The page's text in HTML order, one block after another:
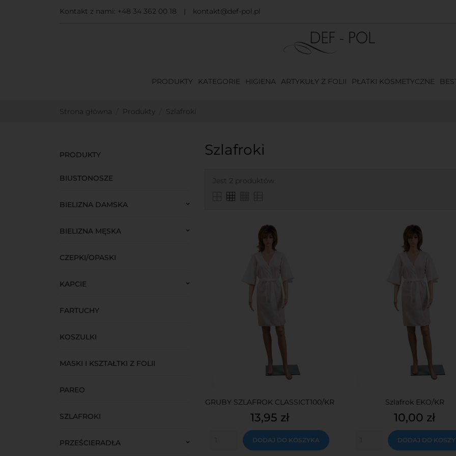
Kontakt z nami: +48 34 362 00 18 kontakt@def-pol.pl
PRODUKTY KATEGORIE HIGIENA ARTYKUŁY Z FOLII PŁATKI KOSMETYCZNE
Strona główna Produkty Szlafroki
PRODUKTY
BIUSTONOSZE
BIELIZNA DAMSKA keyboard_arrow_down
BIELIZNA MĘSKA keyboard_arrow_down
CZEPKI/OPASKI
KAPCIE keyboard_arrow_down
FARTUCHY
KOSZULKI
MASKI I KSZTAŁTKI Z FOLII
PAREO
SZLAFROKI
PRZEŚCIERADŁA keyboard_arrow_down
Szlafroki
Jest 2 produktów.
GRUBY SZLAFROK CLASSICT100/KR
Cena
13,95 zł
DODAJ DO KOSZYKA
Szlafrok EKO/KR
Cena
10,00 zł
DODAJ DO